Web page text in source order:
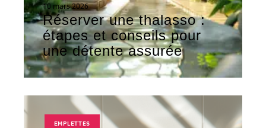
10 mars 2026
Réserver une thalasso :
étapes et conseils pour
une détente assurée
EMPLETTES